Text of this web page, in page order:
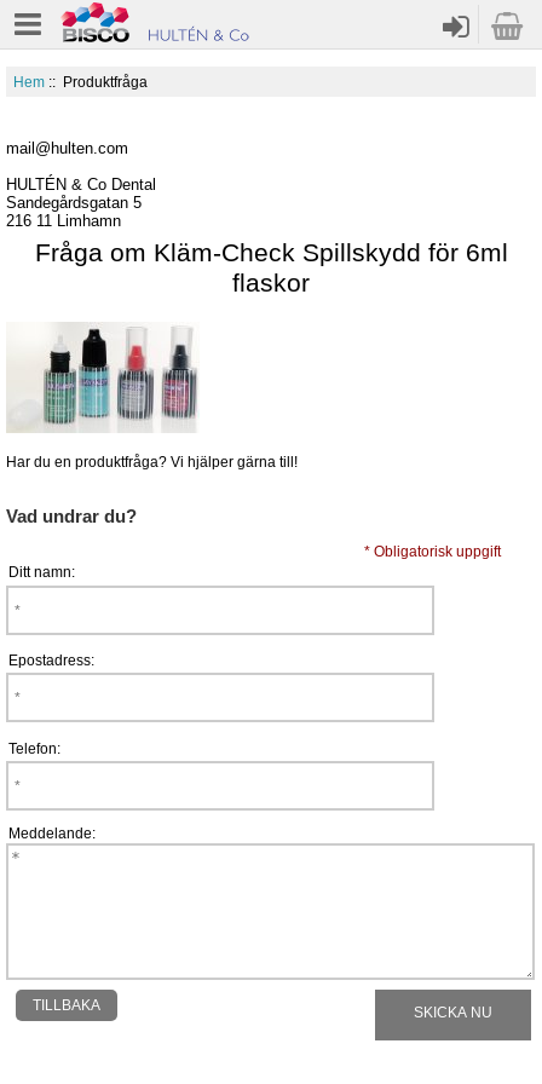
Hem:: Produktfråga
mail@hulten.com
HULTÉN & Co Dental
Sandegårdsgatan 5
216 11 Limhamn
Fråga om Kläm-Check Spillskydd för 6ml
flaskor
Har du en produktfråga? Vi hjälper gärna till!
Vad undrar du?
* Obligatorisk uppgift
Ditt namn:
Epostadress:
Telefon:
Meddelande:
TILLBAKA